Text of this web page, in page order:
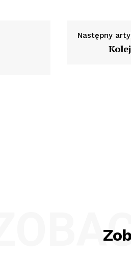
Następny